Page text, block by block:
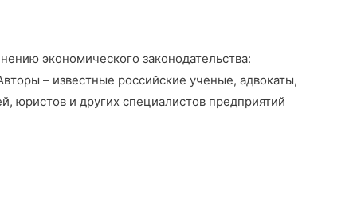
экономического законодательства:
– известные российские ученые, адвокаты,
юристов и других специалистов предприятий